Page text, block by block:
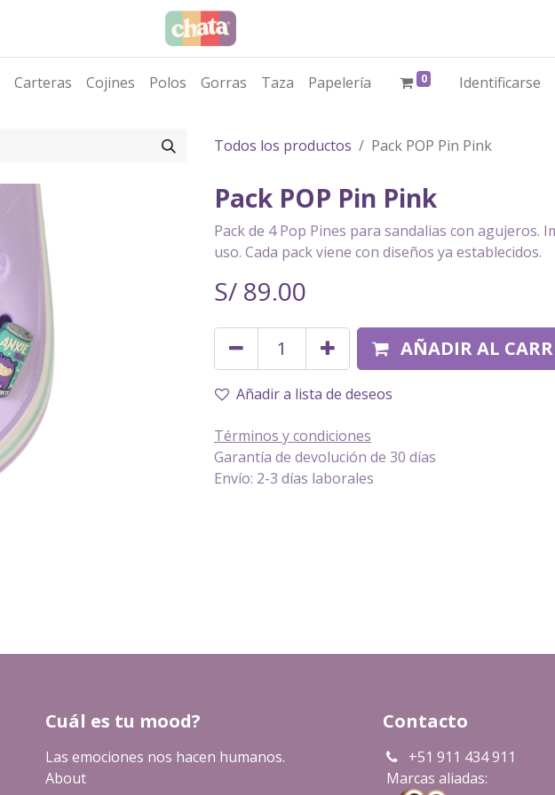
Carteras Cojines Polos Gorras Taza Papelería 0 Identificarse
Todos los productos Pack POP Pin Pink
Pack POP Pin Pink
Pack de 4 Pop Pines para sandalias con agujeros.
uso. Cada pack viene con diseños ya establecidos.
S/ 89.00
AÑADIR AL
Añadir a lista de deseos
Términos y condiciones
Garantía de devolución de 30 días
Envío: 2-3 días laborales
Cuál es tu mood?
Las emociones nos hacen humanos.
About
Contacto
+51 911 434 911
Marcas aliadas: